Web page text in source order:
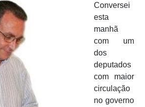
Conversei
esta
manhã
com um
dos
deputados
com maior
circulação
no governo